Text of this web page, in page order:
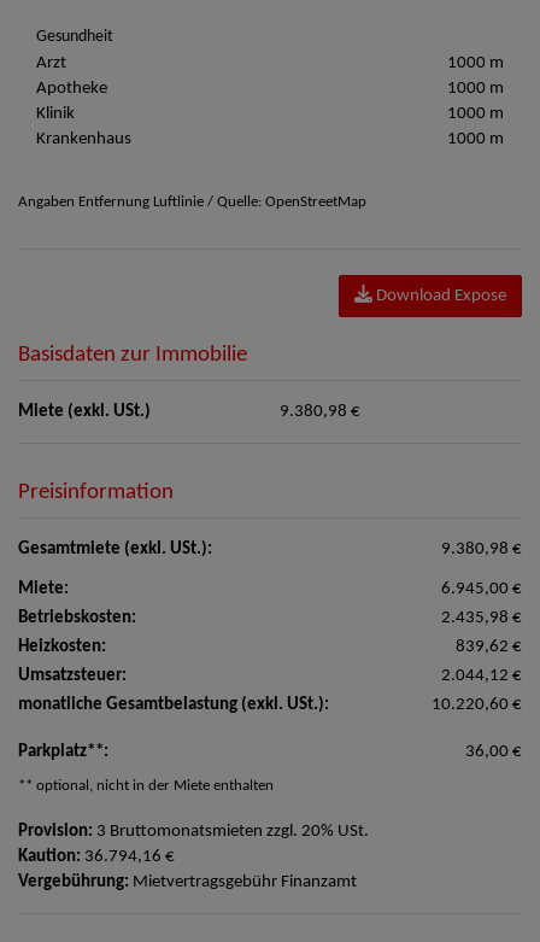
Gesundheit
Arzt
1000 m
Apotheke
1000 m
Klinik
1000 m
Krankenhaus
1000 m
Angaben Entfernung Luftlinie / Quelle: OpenStreetMap
Download Expose
Basisdaten zur Immobilie
Miete (exkl. USt.) 9.380,98 €
Preisinformation
Gesamtmiete (exkl. USt.): 9.380,98 €
Miete:
6.945,00 €
Betriebskosten:
2.435,98 €
Heizkosten:
839,62 €
Umsatzsteuer:
2.044,12 €
monatliche Gesamtbelastung (exkl. USt.):
10.220,60 €
Parkplatz**: 36,00 €
** optional, nicht in der Miete enthalten
Provision: 3 Bruttomonatsmieten zzgl. 20% USt.
Kaution: 36.794,16 €
Vergebührung: Mietvertragsgebühr Finanzamt